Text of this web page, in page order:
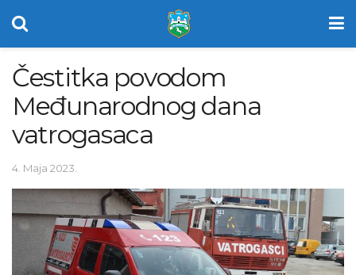
Čestitka povodom
Međunarodnog dana
vatrogasaca
4. Maja 2023.